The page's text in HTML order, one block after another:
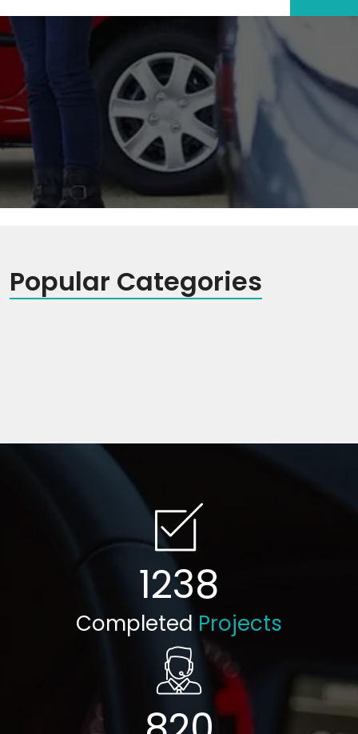
Popular Categories
1238
Completed Projects